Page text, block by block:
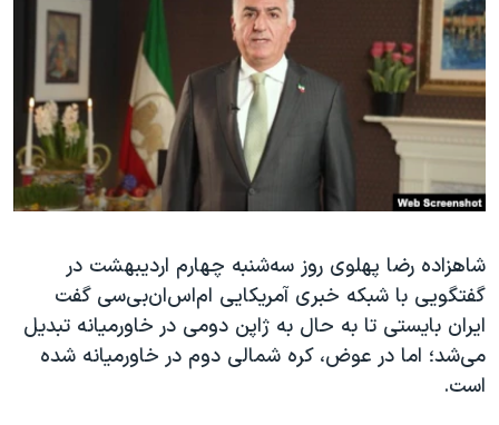
فرهنگ و زندگی
حقوق شهروندی
اقتصادی
علم و فناوری
اسرائیل در جنگ
آرشیو پخش زنده
مستندها
انتخابات ریاست جمهوری آمریکا ۲۰۲۴
حمله جمهوری اسلامی به اسرائیل
رمز مهسا
ورزش زنان در ایران
مجموعه مستندهای دادخواهی
تریبونال مردمی آبان ۹۸
دادگاه حمید نوری
چهل سال گروگان‌گیری
دنبال کنید
زبانهای مختلف
شاهزاده رضا پهلوی روز سه‌شنبه چهارم اردیبهشت در
گفتگویی با شبکه خبری آمریکایی ام‌اس‌ان‌بی‌سی گفت
ایران بایستی تا به حال به ژاپن دومی در خاورمیانه تبدیل
می‌شد؛ اما در عوض، کره شمالی دوم در خاورمیانه شده
است.